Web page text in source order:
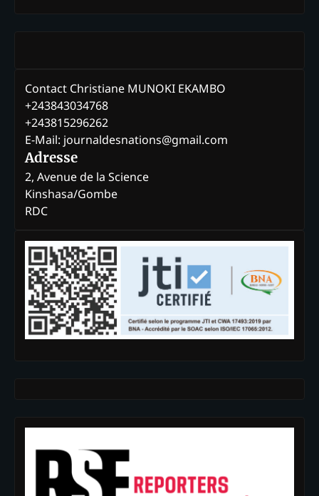
Contact Christiane MUNOKI EKAMBO
+243843034768
+243815296262
E-Mail: journaldesnations@gmail.com
Adresse
2, Avenue de la Science
Kinshasa/Gombe
RDC